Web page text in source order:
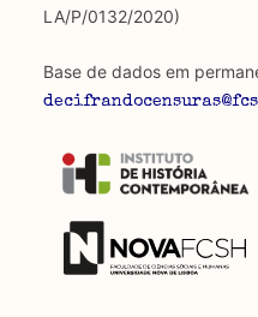
LA/P/0132/2020)
Base de dados em